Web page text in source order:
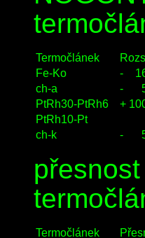
Termočlánek
Fe-Ko
-
ch-a
-
PtRh30-PtRh6
+
PtRh10-Pt
ch-k
-
Termočlánek